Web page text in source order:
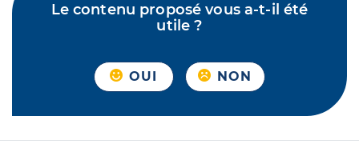
Le contenu proposé vous a-t-il été
utile ?
OUI NON